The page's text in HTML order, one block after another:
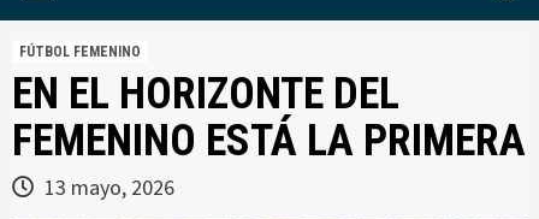
FÚTBOL FEMENINO
EN EL HORIZONTE DEL
FEMENINO ESTÁ LA PRIMERA
13 mayo, 2026